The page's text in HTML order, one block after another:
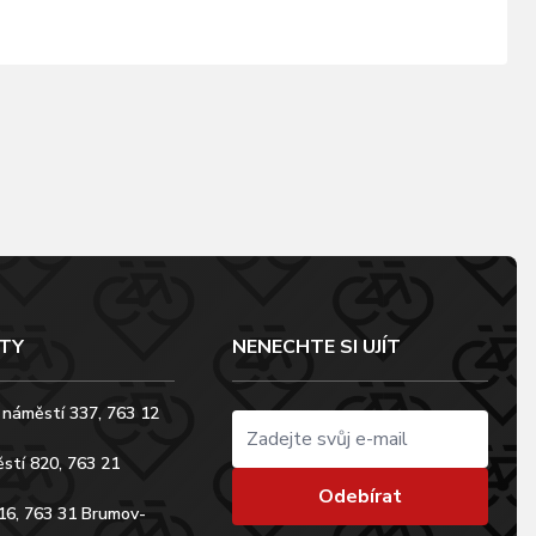
337, 763 12
820, 763 21
763 31 Brumov-
NENECHTE SI UJÍT
Odebírat